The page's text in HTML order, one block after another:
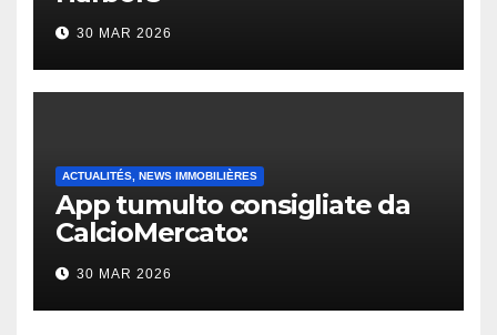
30 MAR 2026
ACTUALITÉS, NEWS IMMOBILIÈRES
App tumulto consigliate da
CalcioMercato:
considerazione di gennaio
2026
30 MAR 2026